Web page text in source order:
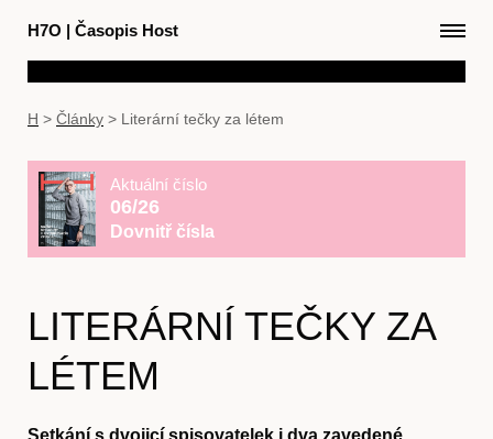
H7O | Časopis Host
H > Články > Literární tečky za létem
Aktuální číslo
06/26
Dovnitř čísla
LITERÁRNÍ TEČKY ZA
LÉTEM
Setkání s dvojicí spisovatelek i dva zavedené